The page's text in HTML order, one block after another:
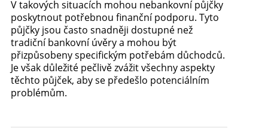
V takových situacích mohou nebankovní půjčky
poskytnout potřebnou finanční podporu. Tyto
půjčky jsou často snadněji dostupné než
tradiční bankovní úvěry a mohou být
přizpůsobeny specifickým potřebám důchodců.
Je však důležité pečlivě zvážit všechny aspekty
těchto půjček, aby se předešlo potenciálním
problémům.